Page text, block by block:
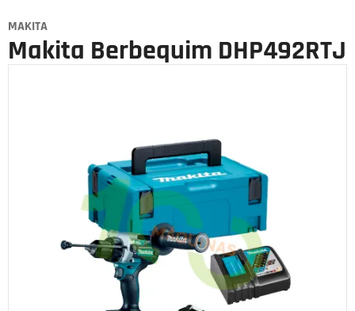
MAKITA
Makita Berbequim DHP492RTJ